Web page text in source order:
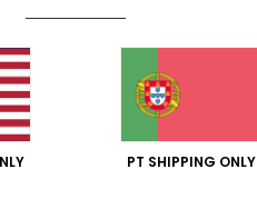
PT SHIPPING ONLY